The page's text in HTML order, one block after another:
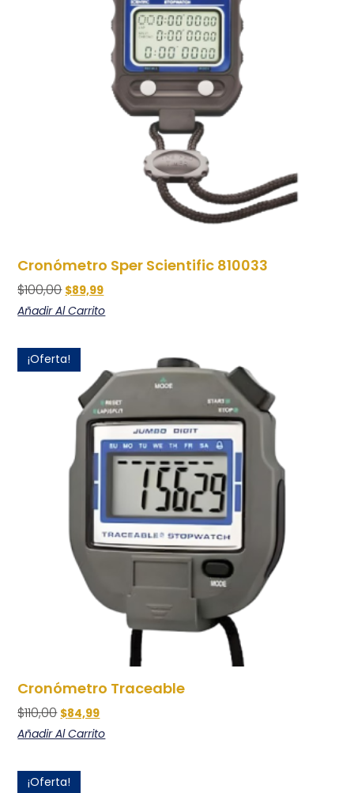
Cronómetro Sper Scientific 810033
$100,00 $89,99
Añadir Al Carrito
¡Oferta!
Cronómetro Traceable
$110,00 $84,99
Añadir Al Carrito
¡Oferta!